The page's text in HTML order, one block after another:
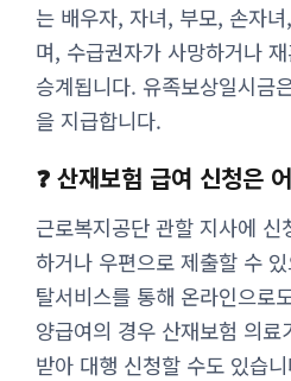
는 배우자, 자녀, 부모, 손자
며, 수급권자가 사망하거나
승계됩니다. 유족보상일시금
을 지급합니다.
❓ 산재보험 급여 신청은
근로복지공단 관할 지사에
하거나 우편으로 제출할 수
탈서비스를 통해 온라인으로
양급여의 경우 산재보험 의
받아 대행 신청할 수도 있습